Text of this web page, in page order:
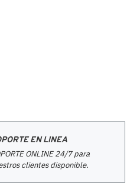
EN LINEA
ONLINE 24/7 para
clientes disponible.